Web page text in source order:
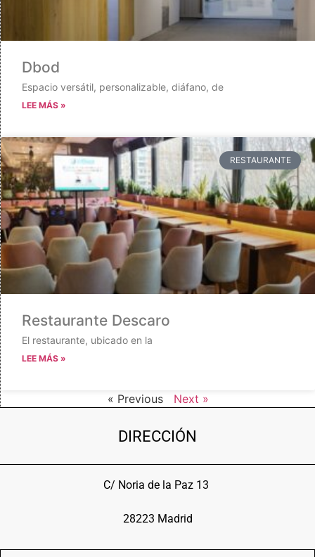
Dbod
Espacio versátil, personalizable, diáfano, de
LEE MÁS »
RESTAURANTE
Restaurante Descaro
El restaurante, ubicado en la
LEE MÁS »
« Previous Next »
DIRECCIÓN
C/ Noria de la Paz 13
28223 Madrid